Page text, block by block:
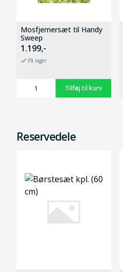
Mosfjernersæt til Handy
Sweep
1.199,-
På lager
Reservedele